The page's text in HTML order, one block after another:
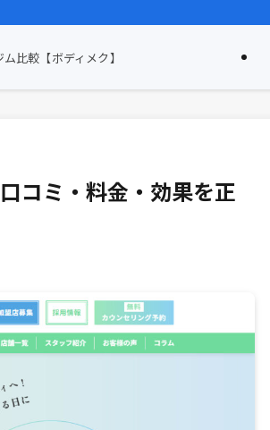
比較【ボディメク】
コミ・料金・効果を正